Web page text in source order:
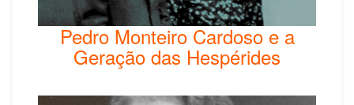
Pedro Monteiro Cardoso e a
Geração das Hespérides